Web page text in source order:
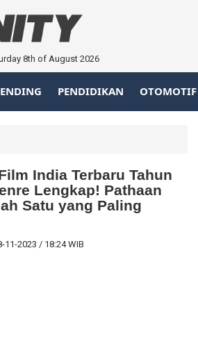
8th of August 2026
PENDIDIKAN OTOMOTIF
India Terbaru Tahun
Lengkap! Pathaan
Satu yang Paling
11-2023 / 18:24 WIB